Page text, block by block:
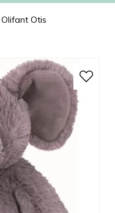
Olifant Otis